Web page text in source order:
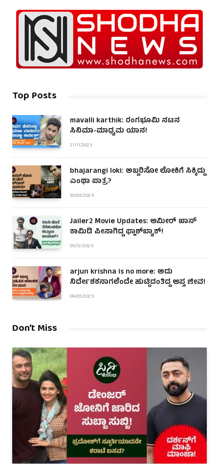
Top Posts
mavalli karthik: ರಂಗಭೂಮಿ ನಟನ
ಸಿನಿಮಾ-ಮಾಧ್ಯಮ ಯಾನ!
21/11/2023
bhajarangi loki: ಅಬ್ಬರಿಸೋ ಲೋಕಿಗೆ ಸಿಕ್ಕಿದ್ದು
ಎಂಥಾ ಪಾತ್ರ?
30/05/2025
Jailer2 Movie Updates: ಆಮೀರ್ ಖಾನ್
ಕಾಮಿಡಿ ಪೀಸಾಗಿದ್ದ ಫ್ಲಾಶ್‌ಬ್ಯಾಕ್!
05/12/2025
arjun krishna is no more: ಅದು
ನಿರ್ದೇಶಕನಾಗಲೆಂದೇ ಹುಟ್ಟಿದಂತಿದ್ದ ಆಪ್ತ ಜೀವ!
09/03/2025
Don't Miss